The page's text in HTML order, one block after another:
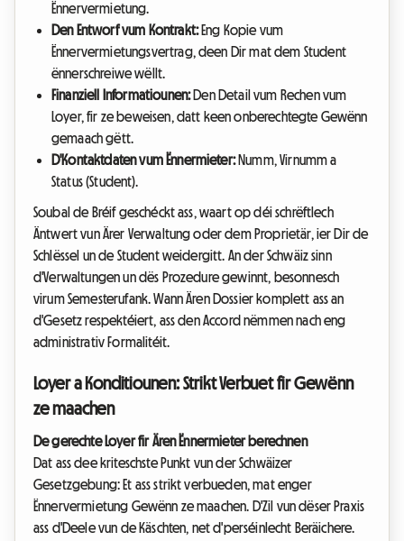
Ënnervermietung.
Den Entworf vum Kontrakt:Eng Kopie vum
Ënnervermietungsvertrag, deen Dir mat dem Student
ënnerschreiwe wëllt.
Finanziell Informatiounen:Den Detail vum Rechen vum
Loyer, fir ze beweisen, datt keen onberechtegte Gewënn
gemaach gëtt.
D'Kontaktdaten vum Ënnermieter:Numm, Virnumm a
Status (Student).
Soubal de Bréif geschéckt ass, waart op déi schrëftlech
Äntwert vun Ärer Verwaltung oder dem Proprietär, ier Dir de
Schlëssel un de Student weidergitt. An der Schwäiz sinn
d'Verwaltungen un dës Prozedure gewinnt, besonnesch
virum Semesterufank. Wann Ären Dossier komplett ass an
d'Gesetz respektéiert, ass den Accord nëmmen nach eng
administrativ Formalitéit.
Loyer a Konditiounen: Strikt Verbuet fir Gewënn
ze maachen
De gerechte Loyer fir Ären Ënnermieter berechnen
Dat ass dee kriteschste Punkt vun der Schwäizer
Gesetzgebung: Et ass strikt verbueden, mat enger
Ënnervermietung Gewënn ze maachen. D'Zil vun dëser Praxis
ass d'Deele vun de Käschten, net d'perséinlecht Beräichere.